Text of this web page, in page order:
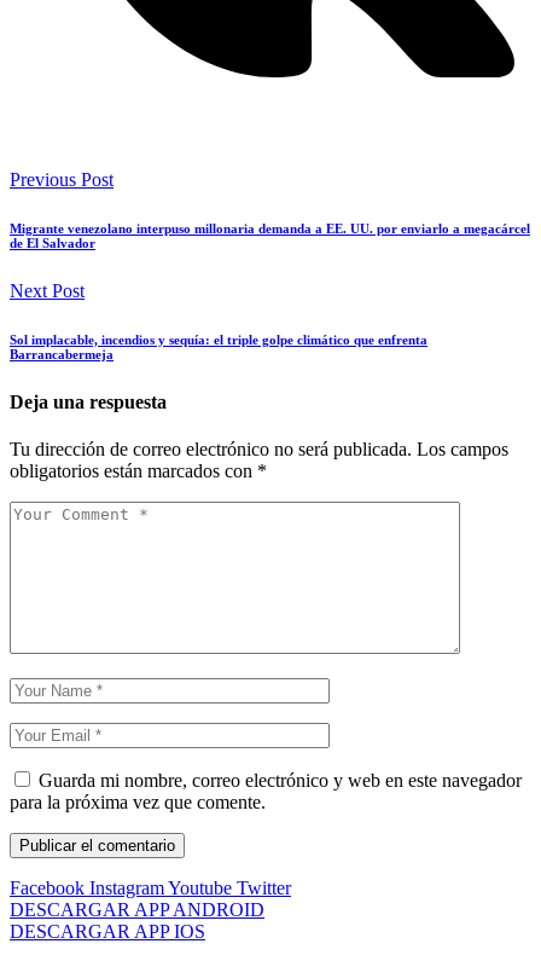
Previous Post
Migrante venezolano interpuso millonaria demanda a EE. UU. por enviarlo a megacárcel
de El Salvador
Next Post
Sol implacable, incendios y sequía: el triple golpe climático que enfrenta
Barrancabermeja
Deja una respuesta
Tu dirección de correo electrónico no será publicada. Los campos
obligatorios están marcados con *
Guarda mi nombre, correo electrónico y web en este navegador
para la próxima vez que comente.
Facebook InstagramYoutube Twitter
DESCARGAR APP ANDROID
DESCARGAR APP IOS